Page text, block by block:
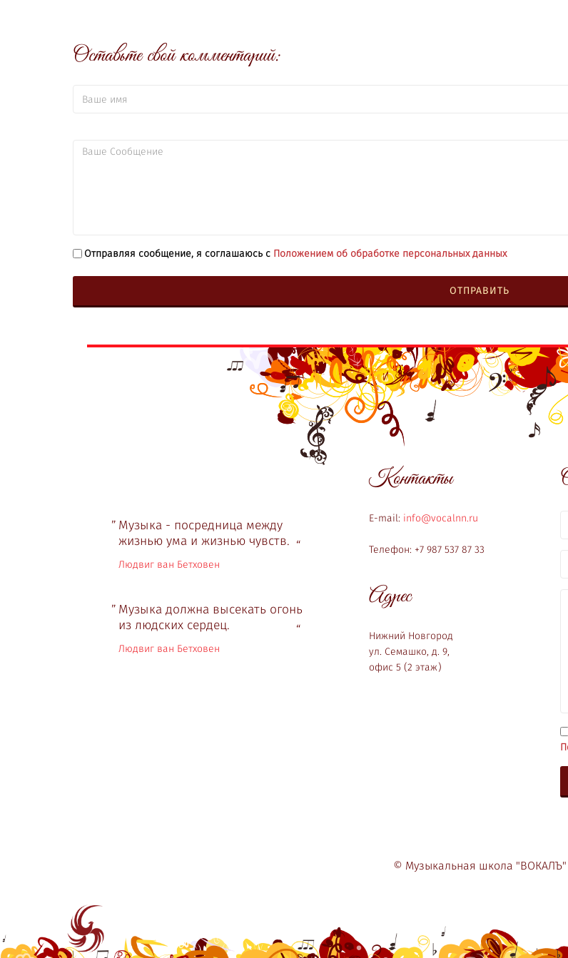
Оставьте свой комментарий:
Отправляя сообщение, я соглашаюсь с Положением об обработке персональных данных
Музыка - посредница между
жизнью ума и жизнью чувств.
Людвиг ван Бетховен
Музыка должна высекать огонь
из людских сердец.
Людвиг ван Бетховен
Контакты
E-mail: info@vocalnn.ru
Телефон: +7 987 537 87 33
Адрес
Нижний Новгород
ул. Семашко, д. 9,
офис 5 (2 этаж)
© Музыкальная школа "ВОКАЛЪ"